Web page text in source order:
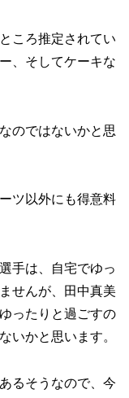
ころ推定されてい
、そしてケーキな
のではないかと思
ツ以外にも得意料
手は、自宅でゆっ
せんが、田中真美
ったりと過ごすの
いかと思います。
るそうなので、今